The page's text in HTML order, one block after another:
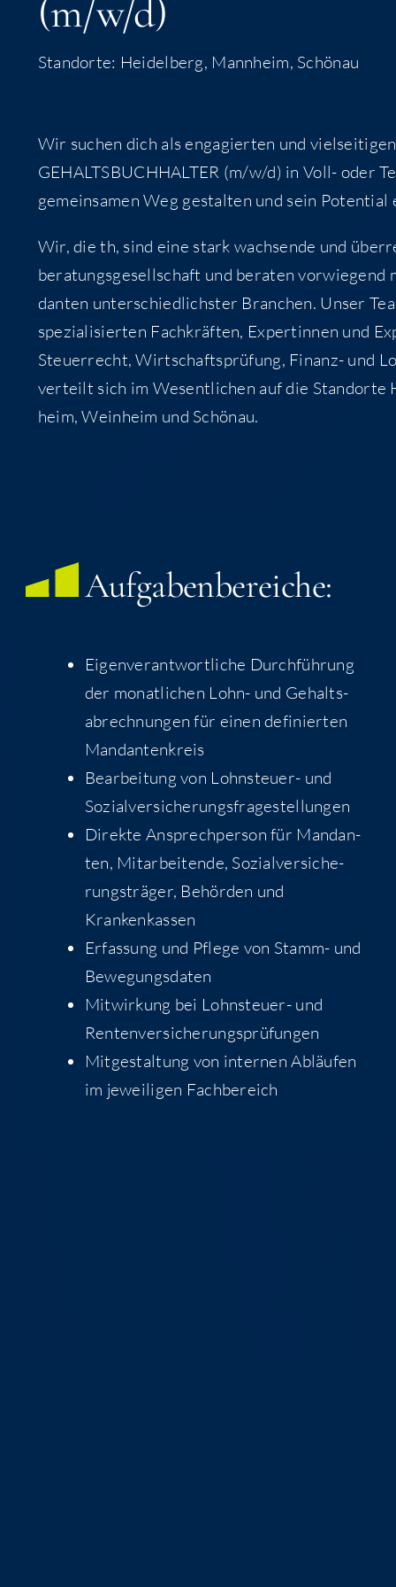
(m/​w/​d)
Stand­or­te: Hei­del­berg, Mann­heim, Schönau
Wir suchen dich als enga­gier­ten und
GEHALTS­BUCH­HAL­TER (m/​w/​d) in Voll- oder
gemein­sa­men Weg gestal­ten und sein
Wir, die th, sind eine stark wach­sen­de und
be­ra­tungs­ge­sell­schaft und bera­ten
dan­ten unter­schied­lichs­ter Bran­chen. Unser
spe­zia­li­sier­ten Fach­kräf­ten, Exper­tin­nen und
Steu­er­recht, Wirt­schafts­prü­fung, Finanz- und
ver­teilt sich im Wesent­li­chen auf die Stand­or­te
heim, Wein­heim und Schönau.
Auf­ga­ben­be­rei­che:
Eigen­ver­ant­wort­li­che Durch­füh­rung
der monat­li­chen Lohn- und Gehalts­
ab­rech­nun­gen für einen defi­nier­ten
Mandantenkreis
Bear­bei­tung von Lohn­steu­er- und
Sozialversicherungsfragestellungen
Direk­te Ansprech­per­son für Man­dan­
ten, Mit­ar­bei­ten­de, Sozi­al­ver­si­che­
rungs­trä­ger, Behör­den und
Krankenkassen
Erfas­sung und Pfle­ge von Stamm- und
Bewegungsdaten
Mit­wir­kung bei Lohn­steu­er- und
Rentenversicherungsprüfungen
Mit­ge­stal­tung von inter­nen Abläu­fen
im jewei­li­gen Fachbereich